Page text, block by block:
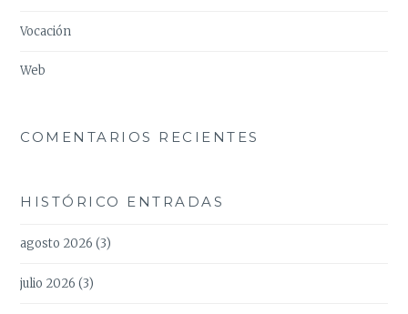
Vocación
Web
COMENTARIOS RECIENTES
HISTÓRICO ENTRADAS
agosto 2026 (3)
julio 2026 (3)